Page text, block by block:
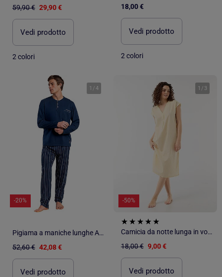
59,90 € 29,90 €
Vedi prodotto
2 colori
18,00 €
Vedi prodotto
2 colori
1 /4
-20%
Pigiama a maniche lunghe ADMAS Sublime Experiences per uomo
52,60 € 42,08 €
Vedi prodotto
1 / 3
-50%
Camicia da notte lunga in voile di cotone
18,00 € 9,00 €
Vedi prodotto